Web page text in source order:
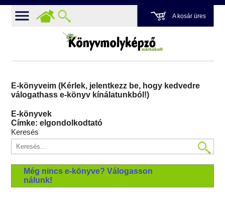
A kosár üres
E-könyveim (Kérlek, jelentkezz be, hogy kedvedre
válogathass e-könyv kínálatunkból!)
E-könyvek
Címke: elgondolkodtató
Keresés
Még nincs e-könyve? Válogasson
nálunk!